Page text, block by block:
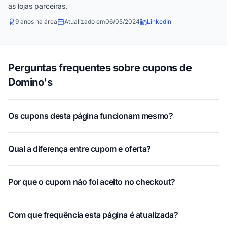
as lojas parceiras.
9 anos na área Atualizado em06/05/2024 LinkedIn
Perguntas frequentes sobre cupons de
Domino's
Os cupons desta página funcionam mesmo?
Qual a diferença entre cupom e oferta?
Por que o cupom não foi aceito no checkout?
Com que frequência esta página é atualizada?